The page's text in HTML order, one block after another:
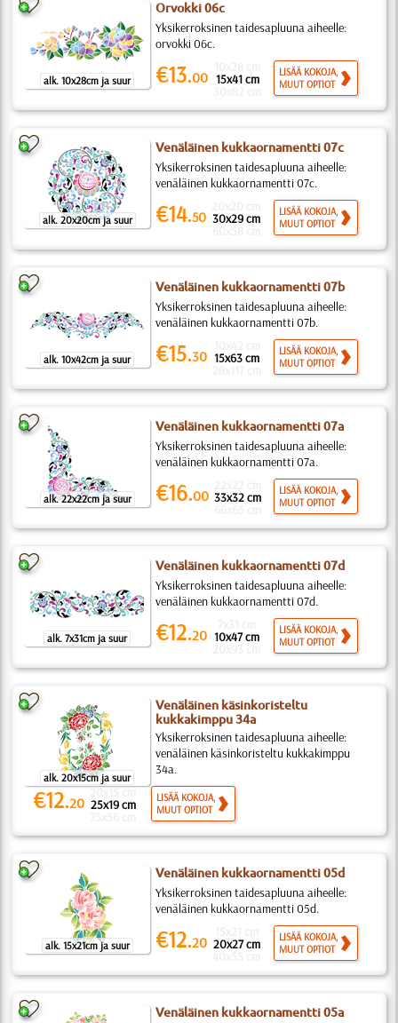
alk. 10x28cm ja suur
Orvokki 06c
Yksikerroksinen taidesapluuna aiheelle:
orvokki 06c.
€13.00 15x41 cm
LISÄÄ KOKOJA,
MUUT OPTIOT
alk. 20x20cm ja suur
Venäläinen kukkaornamentti 07c
Yksikerroksinen taidesapluuna aiheelle:
venäläinen kukkaornamentti 07c.
€14.50 30x29 cm
LISÄÄ KOKOJA,
MUUT OPTIOT
alk. 10x42cm ja suur
Venäläinen kukkaornamentti 07b
Yksikerroksinen taidesapluuna aiheelle:
venäläinen kukkaornamentti 07b.
€15.30 15x63 cm
LISÄÄ KOKOJA,
MUUT OPTIOT
alk. 22x22cm ja suur
Venäläinen kukkaornamentti 07a
Yksikerroksinen taidesapluuna aiheelle:
venäläinen kukkaornamentti 07a.
€16.00 33x32 cm
LISÄÄ KOKOJA,
MUUT OPTIOT
alk. 7x31cm ja suur
Venäläinen kukkaornamentti 07d
Yksikerroksinen taidesapluuna aiheelle:
venäläinen kukkaornamentti 07d.
€12.20 10x47 cm
LISÄÄ KOKOJA,
MUUT OPTIOT
alk. 20x15cm ja suur
Venäläinen käsinkoristeltu
kukkakimppu 34a
Yksikerroksinen taidesapluuna aiheelle:
venäläinen käsinkoristeltu kukkakimppu
34a.
€12.20
20x15 cm
25x19 cm
LISÄÄ KOKOJA,
MUUT OPTIOT
alk. 15x21cm ja suur
Venäläinen kukkaornamentti 05d
Yksikerroksinen taidesapluuna aiheelle:
venäläinen kukkaornamentti 05d.
€12.20 20x27 cm
LISÄÄ KOKOJA,
MUUT OPTIOT
Venäläinen kukkaornamentti 05a